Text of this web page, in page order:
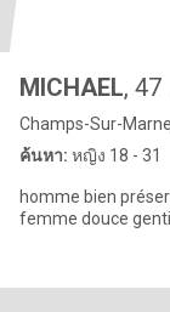
MICHAEL, 47
Champs-Sur-
ค้นหา: หญิง 18 - 31
homme bien
femme douce